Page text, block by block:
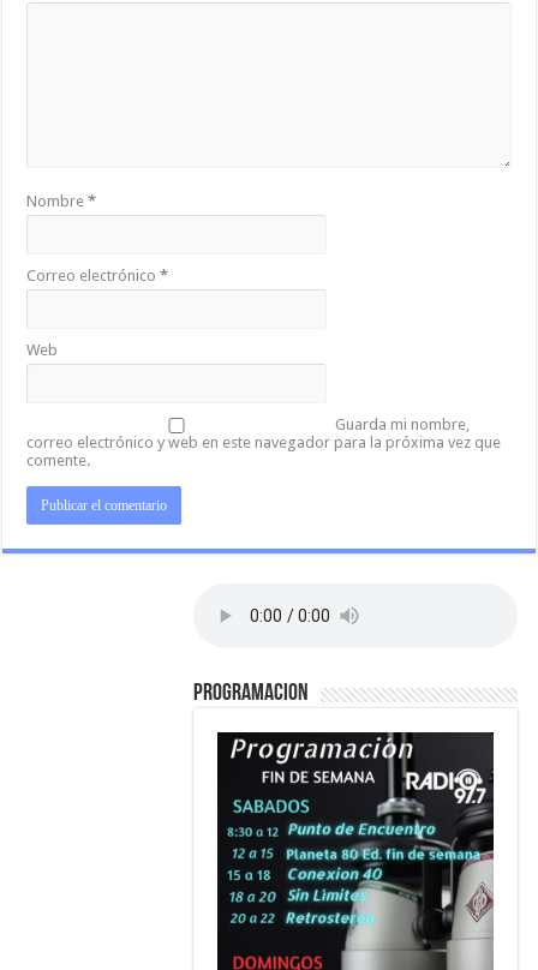
Nombre*
Correo electrónico*
Web
Guarda mi nombre,
correo electrónico y web en este navegador para la próxima vez que
comente.
PROGRAMACION